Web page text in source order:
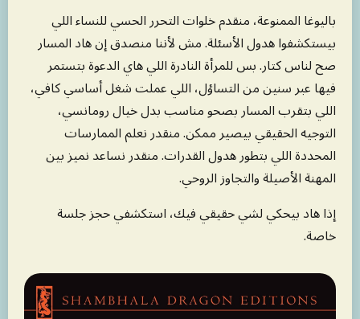
باليوغا الممنوعة، منقدم خلوات التحرر الحسي للنساء اللي
بيستكشفوا هدول الأسئلة. مش لأننا منصدق إن هاد المسار
صح لناس كتار. بس للمرأة النادرة اللي هاي الدعوة بتستمر
فيها عبر سنين من التساؤل، اللي عملت شغل أساسي كافي،
اللي بتقرب المسار بصحو مناسب بدل خيال رومانسي،
التوجيه الحقيقي بيصير ممكن. منقدر نعلم الممارسات
المحددة اللي بتطور هدول القدرات. منقدر نساعد نميز بين
المهنة الأصيلة والتجاوز الروحي.
إذا هاد بيحكي لشي حقيقي فيك، استكشفي حجز جلسة
خاصة.